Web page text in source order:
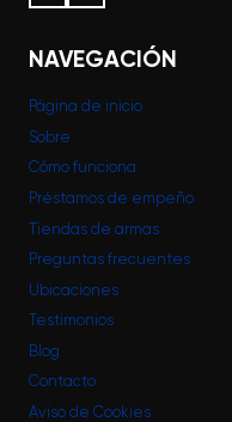
NAVEGACIÓN
Página de inicio
Sobre
Cómo funciona
Préstamos de empeño
Tiendas de armas
Preguntas frecuentes
Ubicaciones
Testimonios
Blog
Contacto
Aviso de Cookies